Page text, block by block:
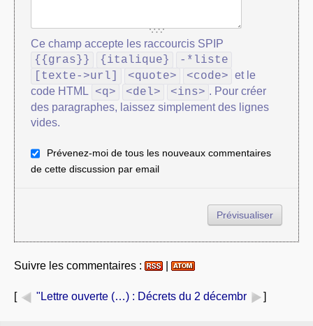
Ce champ accepte les raccourcis SPIP
{{gras}} {italique}
-*liste
[texte->url]
<quote> <code> et le
code HTML
<q> <del> <ins> . Pour créer
des paragraphes, laissez simplement des lignes
vides.
Prévenez-moi de tous les nouveaux commentaires
de cette discussion par email
Suivre les commentaires :
[ "Lettre ouverte (…) : Décrets du 2 décembr ]